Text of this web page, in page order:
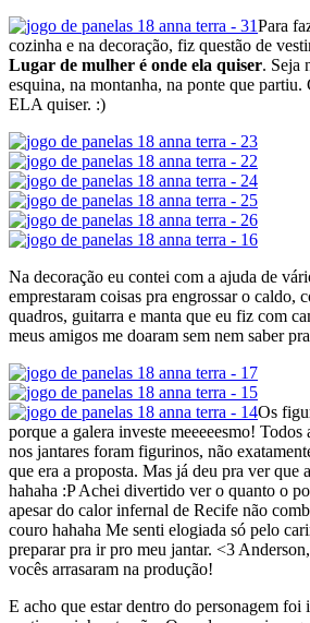
Para
cozinha e na decoração, fiz questão de
Lugar de mulher é onde ela quiser. Seja
esquina, na montanha, na ponte que partiu.
ELA quiser. :)
Na decoração eu contei com a ajuda de
emprestaram coisas pra engrossar o caldo,
quadros, guitarra e manta que eu fiz com
meus amigos me doaram sem nem saber
Os
porque a galera investe meeeeesmo! Todos
nos jantares foram figurinos, não
que era a proposta. Mas já deu pra ver que
hahaha :P Achei divertido ver o quanto o
apesar do calor infernal de Recife não
couro hahaha Me senti elogiada só pelo
preparar pra ir pro meu jantar. <3
vocês arrasaram na produção!
E acho que estar dentro do personagem foi